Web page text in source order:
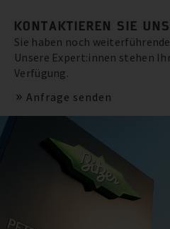
KONTAKTIEREN SIE
Sie haben noch
Unsere Expert:innen stehen
Verfügung.
Anfrage senden